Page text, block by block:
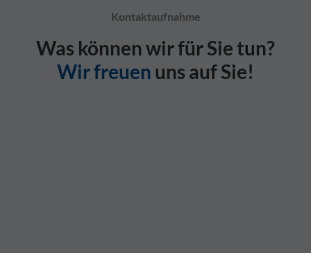
Kontaktaufnahme
Was können wir für Sie tun?
Wir freuen uns auf Sie!